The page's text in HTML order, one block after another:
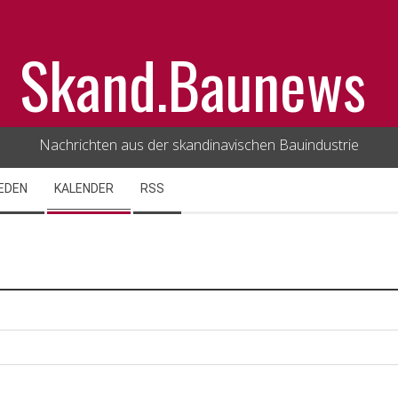
Skand.Baunews
Nachrichten aus der skandinavischen Bauindustrie
KALENDER RSS